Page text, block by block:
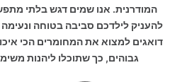
המודרנית. אנו שמים דגש בלתי
להעניק לילדכם סביבה בטוחה
דואגים למצוא את המחומרים הכי
גבוהים, כך שתוכלו ליהנות